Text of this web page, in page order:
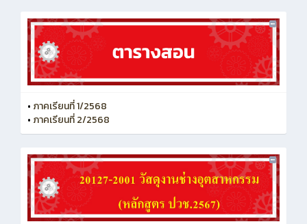
• ภาคเรียนที่ 1/2568
• ภาคเรียนที่ 2/2568